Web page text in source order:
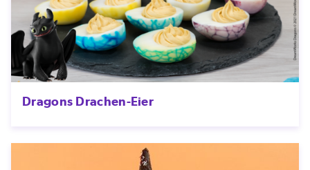
Dragons Drachen-Eier